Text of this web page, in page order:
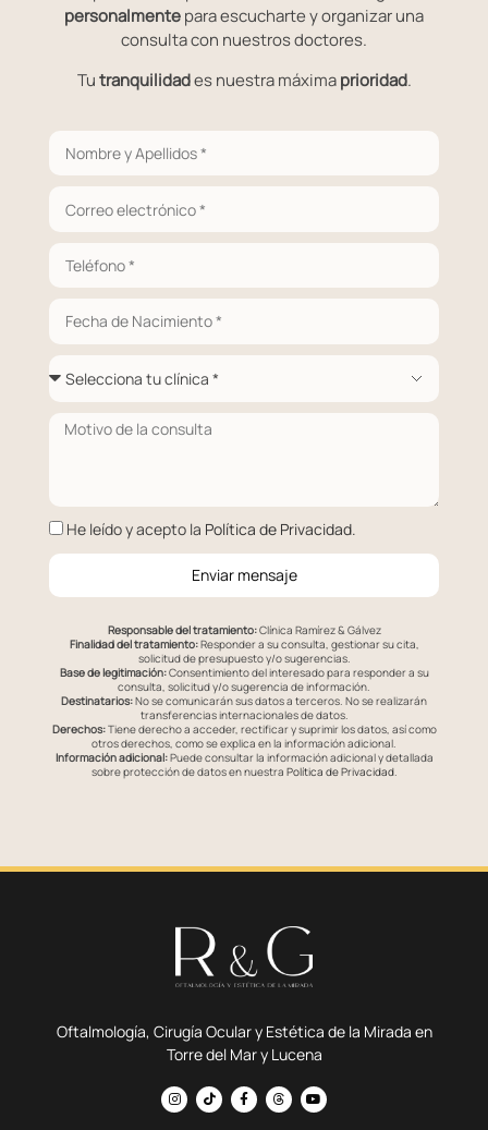
personalmentepara escucharte y organizar una
consulta con nuestros doctores.
Tutranquilidades nuestra máximaprioridad.
He leído y acepto la Política de Privacidad.
Enviar mensaje
Responsable del tratamiento:Clínica Ramírez & Gálvez
Finalidad del tratamiento:Responder a su consulta, gestionar su cita,
solicitud de presupuesto y/o sugerencias.
Base de legitimación:Consentimiento del interesado para responder a su
consulta, solicitud y/o sugerencia de información.
Destinatarios:No se comunicarán sus datos a terceros. No se realizarán
transferencias internacionales de datos.
Derechos:Tiene derecho a acceder, rectificar y suprimir los datos, así como
otros derechos, como se explica en la información adicional.
Información adicional:Puede consultar la información adicional y detallada
sobre protección de datos en nuestra Política de Privacidad.
Oftalmología, Cirugía Ocular y Estética de la Mirada en
Torre del Mar y Lucena